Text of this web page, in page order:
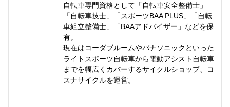
自転車専門資格として「自転車安全整備士」
「自転車技士」「スポーツBAA PLUS」「自転
車組立整備士」「BAAアドバイザー」などを保
有。
現在はコーダブルームやパナソニックといった
ライトスポーツ自転車から電動アシスト自転車
までを幅広くカバーするサイクルショップ、コ
スナサイクルを運営。